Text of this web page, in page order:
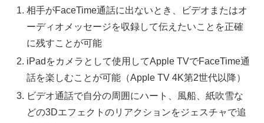
相手がFaceTime通話に出ないとき、ビデオまたはオ
ーディオメッセージを収録して伝えたいことを正確
に残すことが可能
iPadをカメラとして使用してApple TVでFaceTime通
話を楽しむことが可能（Apple TV 4K第2世代以降）
ビデオ通話で自分の周囲にハート、風船、紙吹雪な
どの3Dエフェクトのリアクションをジェスチャで追